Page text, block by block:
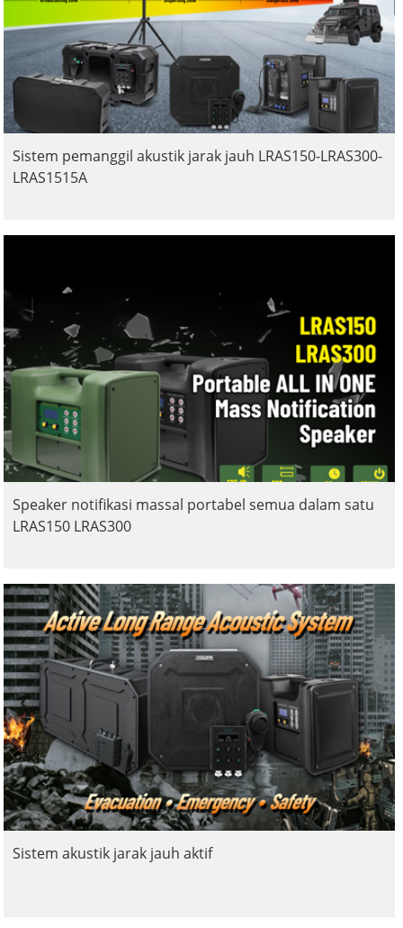
Sistem pemanggil akustik jarak jauh LRAS150-LRAS300-
LRAS1515A
Speaker notifikasi massal portabel semua dalam satu
LRAS150 LRAS300
Sistem akustik jarak jauh aktif